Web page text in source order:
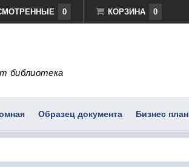
0 КОРЗИНА 0
библиотека
Образец документа Бизнес план